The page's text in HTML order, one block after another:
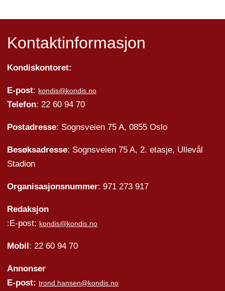
Kontaktinformasjon
Kondiskontoret:
E-post: kondis@kondis.no
Telefon: 22 60 94 70
Postadresse: Sognsveien 75 A, 0855 Oslo
Besøksadresse: Sognsveien 75 A, 2. etasje, Ullevål
Stadion
Organisasjonsnummer: 971 273 917
Redaksjon
:E-post: kondis@kondis.no
Mobil: 22 60 94 70
Annonser
E-post: trond.hansen@kondis.no